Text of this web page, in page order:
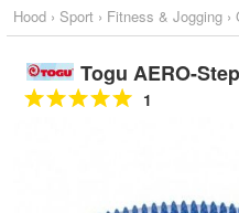
Hood › Sport › Fitness & Jogging ›
Togu AERO-
1